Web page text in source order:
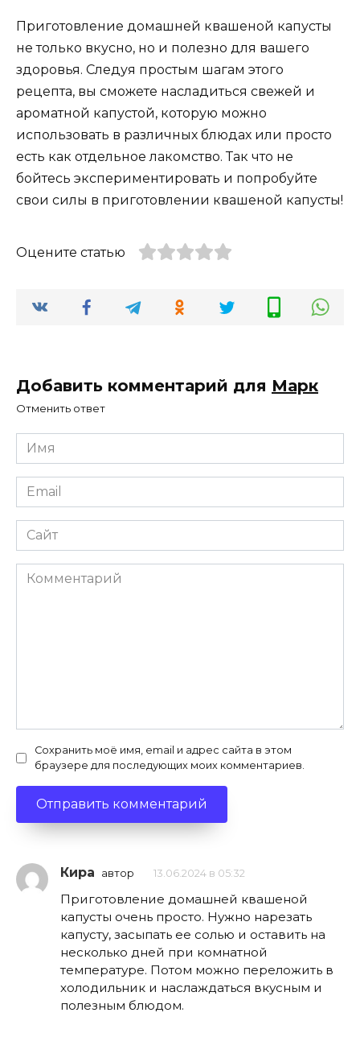
Приготовление домашней квашеной капусты
не только вкусно, но и полезно для вашего
здоровья. Следуя простым шагам этого
рецепта, вы сможете насладиться свежей и
ароматной капустой, которую можно
использовать в различных блюдах или просто
есть как отдельное лакомство. Так что не
бойтесь экспериментировать и попробуйте
свои силы в приготовлении квашеной капусты!
Оцените статью
Добавить комментарий для Марк
Отменить ответ
Имя
*
Email
*
Сайт
Комментарий
Сохранить моё имя, email и адрес сайта в этом
браузере для последующих моих комментариев.
Кира автор 13.06.2024 в 05:32
Приготовление домашней квашеной
капусты очень просто. Нужно нарезать
капусту, засыпать ее солью и оставить на
несколько дней при комнатной
температуре. Потом можно переложить в
холодильник и наслаждаться вкусным и
полезным блюдом.